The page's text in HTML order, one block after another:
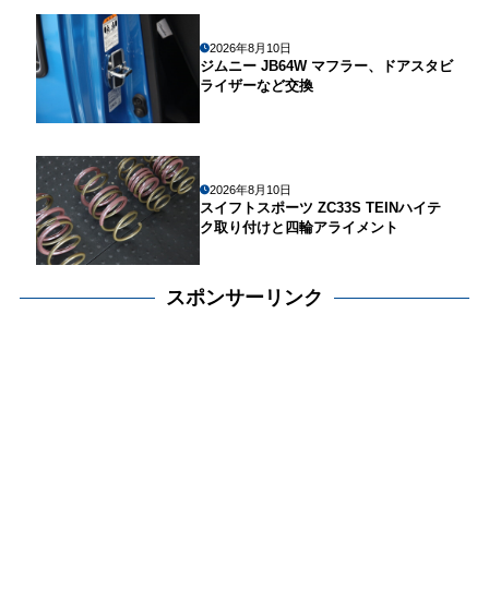
2026年8月10日
ジムニー JB64W マフラー、ドアスタビ
ライザーなど交換
2026年8月10日
スイフトスポーツ ZC33S TEINハイテ
ク取り付けと四輪アライメント
スポンサーリンク